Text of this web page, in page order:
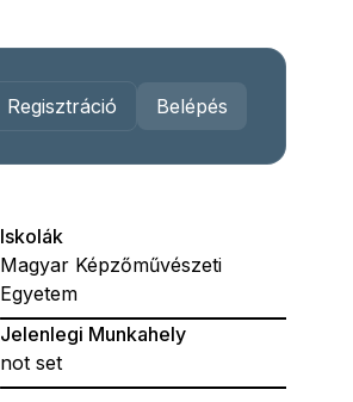
Regisztráció Belépés
Iskolák
Magyar Képzőművészeti
Egyetem
Jelenlegi Munkahely
not set